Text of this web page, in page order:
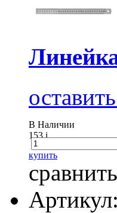
В Наличии
153i
купить
сравнить